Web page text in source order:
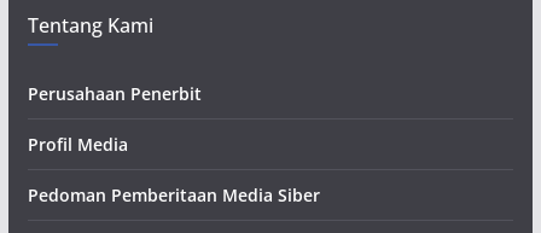
Tentang Kami
Perusahaan Penerbit
Profil Media
Pedoman Pemberitaan Media Siber